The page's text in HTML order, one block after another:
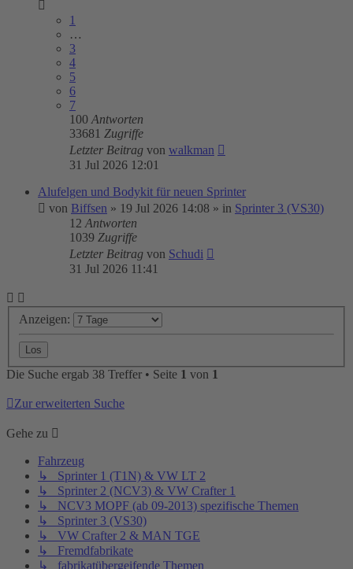
1
…
3
4
5
6
7
100 Antworten
33681 Zugriffe
Letzter Beitrag von walkman
31 Jul 2026 12:01
Alufelgen und Bodykit für neuen Sprinter
von Biffsen » 19 Jul 2026 14:08 » in Sprinter 3 (VS30)
12 Antworten
1039 Zugriffe
Letzter Beitrag von Schudi
31 Jul 2026 11:41
Anzeigen:
Die Suche ergab 38 Treffer • Seite 1 von 1
Zur erweiterten Suche
Gehe zu
Fahrzeug
↳ Sprinter 1 (T1N) & VW LT 2
↳ Sprinter 2 (NCV3) & VW Crafter 1
↳ NCV3 MOPF (ab 09-2013) spezifische Themen
↳ Sprinter 3 (VS30)
↳ VW Crafter 2 & MAN TGE
↳ Fremdfabrikate
↳ fabrikatübergeifende Themen